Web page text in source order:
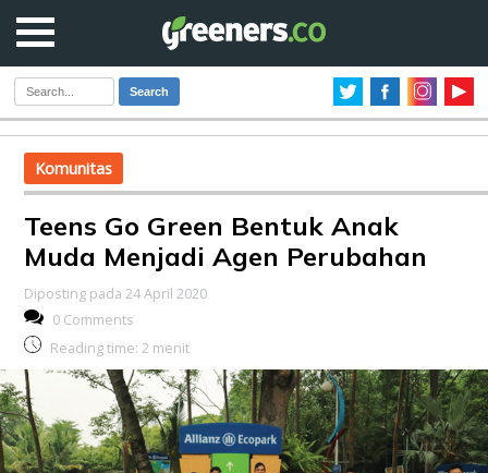
Search
Komunitas
Teens Go Green Bentuk Anak
Muda Menjadi Agen Perubahan
Diposting pada 24 April 2020
0 Comments
Reading time: 2 menit